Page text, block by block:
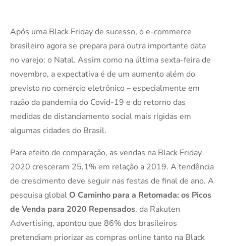
Após uma Black Friday de sucesso, o e-commerce
brasileiro agora se prepara para outra importante data
no varejo: o Natal. Assim como na última sexta-feira de
novembro, a expectativa é de um aumento além do
previsto no comércio eletrônico – especialmente em
razão da pandemia do Covid-19 e do retorno das
medidas de distanciamento social mais rígidas em
algumas cidades do Brasil.
Para efeito de comparação, as vendas na Black Friday
2020 cresceram 25,1% em relação a 2019. A tendência
de crescimento deve seguir nas festas de final de ano. A
pesquisa global O Caminho para a Retomada: os Picos
de Venda para 2020 Repensados, da Rakuten
Advertising, apontou que 86% dos brasileiros
pretendiam priorizar as compras online tanto na Black